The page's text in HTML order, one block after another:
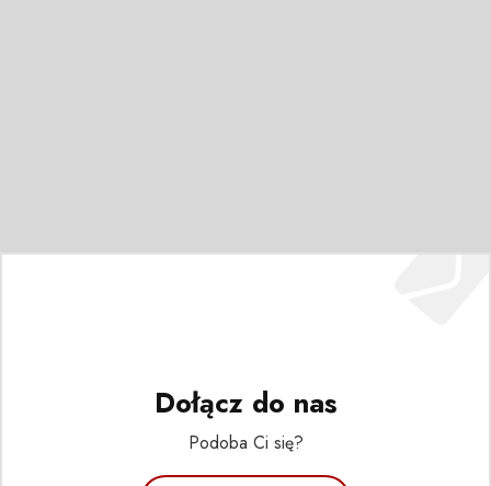
Dołącz do nas
Podoba Ci się?